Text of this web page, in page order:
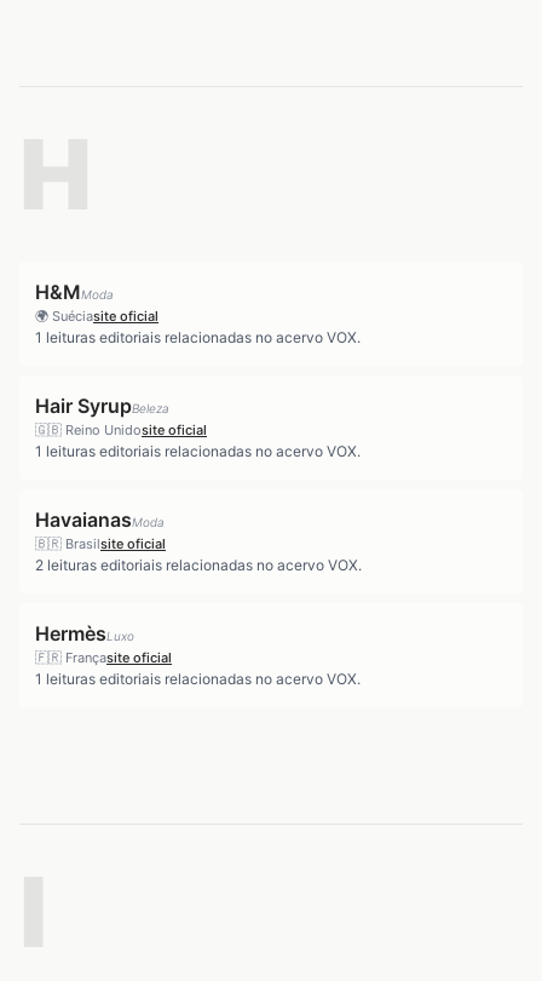
H&MModa
🌍 Suéciasite oficial
1 leituras editoriais relacionadas no acervo VOX.
Hair SyrupBeleza
🇬🇧 Reino Unidosite oficial
1 leituras editoriais relacionadas no acervo VOX.
HavaianasModa
🇧🇷 Brasilsite oficial
2 leituras editoriais relacionadas no acervo VOX.
HermèsLuxo
🇫🇷 Françasite oficial
1 leituras editoriais relacionadas no acervo VOX.